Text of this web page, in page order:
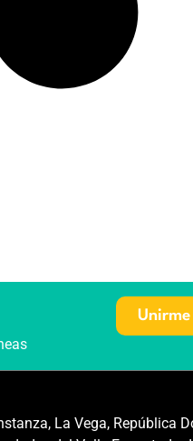
La Vega, República